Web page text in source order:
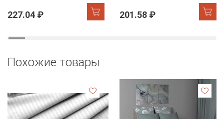
227.04 ₽ 201.58 ₽
Похожие товары